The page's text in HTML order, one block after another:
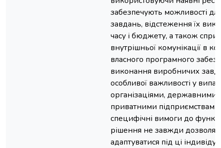
забезпечують можливості
завдань, відстеження їх
часу і бюджету, а також
внутрішньої комунікації в
власного програмного
виконання виробничих
особливої важливості у
організаціями, державними
приватними
специфічні вимоги до
рішення не завжди
адаптуватися під ці